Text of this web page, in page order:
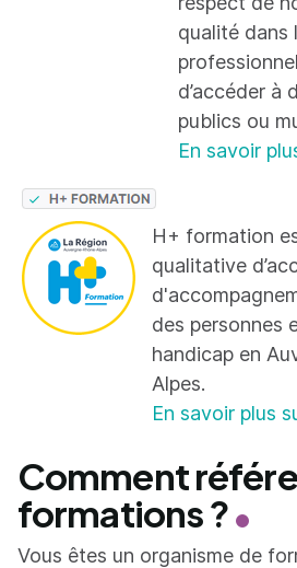
qualité dans
d’accéder à
publics ou
En savoir
H+ formation
qualitative
des personnes
handicap en
Alpes.
En savoir plus
Comment
formations ?
Vous êtes un organisme de